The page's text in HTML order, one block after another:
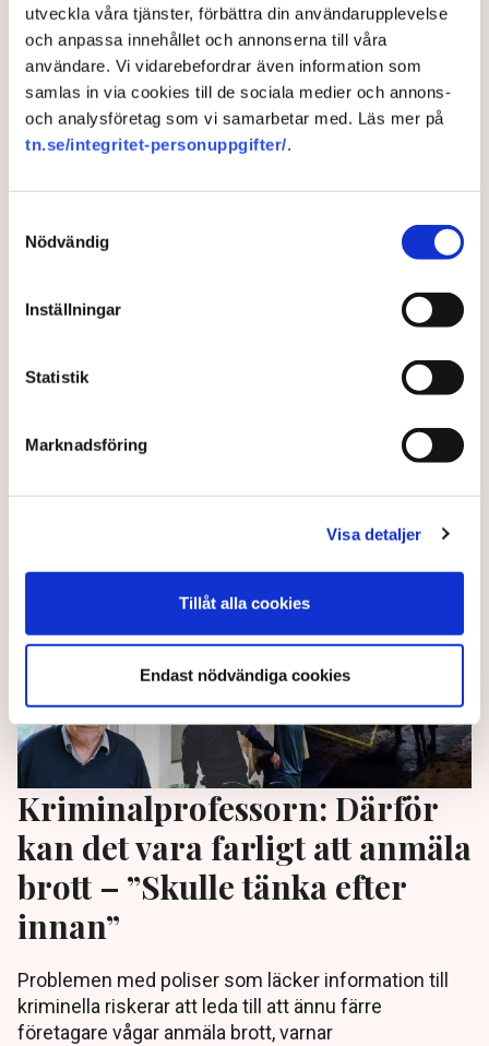
utveckla våra tjänster, förbättra din användarupplevelse
och anpassa innehållet och annonserna till våra
användare. Vi vidarebefordrar även information som
samlas in via cookies till de sociala medier och annons-
och analysföretag som vi samarbetar med. Läs mer på
tn.se/integritet-personuppgifter/.
Nödvändig
Inställningar
Statistik
Marknadsföring
Visa detaljer
Tillåt alla cookies
Endast nödvändiga cookies
10 months ago | Av: TT , Redaktionen
Nya poliser ska slippa
studielån
Regeringen ger rättsväsendet 3,5 nya miljarder i
budgeten för nästa år.
1 year ago | Av: TT
Kriminalprofessorn: Därför
kan det vara farligt att anmäla
brott – ”Skulle tänka efter
innan”
Problemen med poliser som läcker information till
kriminella riskerar att leda till att ännu färre
företagare vågar anmäla brott, varnar